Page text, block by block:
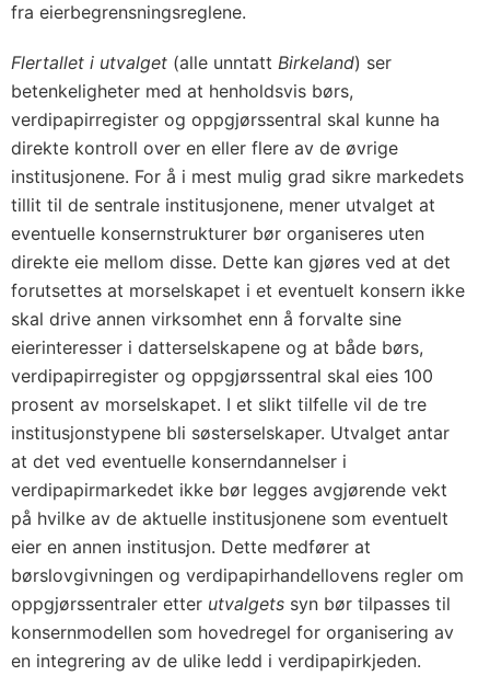
fra eierbegrensningsreglene.
Flertallet i utvalget (alle unntatt Birkeland) ser
betenkeligheter med at henholdsvis børs,
verdipapirregister og oppgjørssentral skal kunne ha
direkte kontroll over en eller flere av de øvrige
institusjonene. For å i mest mulig grad sikre markedets
tillit til de sentrale institusjonene, mener utvalget at
eventuelle konsernstrukturer bør organiseres uten
direkte eie mellom disse. Dette kan gjøres ved at det
forutsettes at morselskapet i et eventuelt konsern ikke
skal drive annen virksomhet enn å forvalte sine
eierinteresser i datterselskapene og at både børs,
verdipapirregister og oppgjørssentral skal eies 100
prosent av morselskapet. I et slikt tilfelle vil de tre
institusjonstypene bli søsterselskaper. Utvalget antar
at det ved eventuelle konserndannelser i
verdipapirmarkedet ikke bør legges avgjørende vekt
på hvilke av de aktuelle institusjonene som eventuelt
eier en annen institusjon. Dette medfører at
børslovgivningen og verdipapirhandellovens regler om
oppgjørssentraler etter utvalgets syn bør tilpasses til
konsernmodellen som hovedregel for organisering av
en integrering av de ulike ledd i verdipapirkjeden.